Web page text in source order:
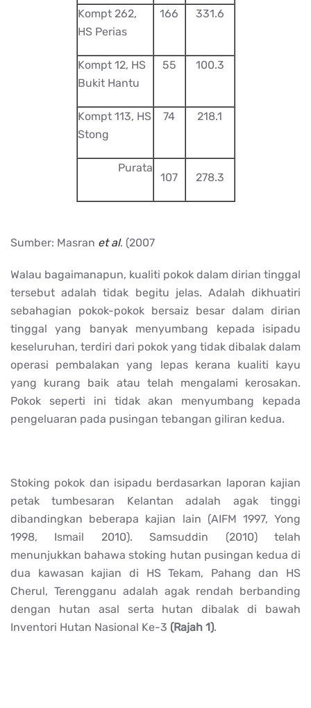
Kompt 262,
HS Perias
166 331.6
Kompt 12, HS
Bukit Hantu
55 100.3
Kompt 113, HS
Stong
74 218.1
Purata
107 278.3
Sumber: Masran et al. (2007
Walau bagaimanapun, kualiti pokok dalam dirian tinggal
tersebut adalah tidak begitu jelas. Adalah dikhuatiri
sebahagian pokok-pokok bersaiz besar dalam dirian
tinggal yang banyak menyumbang kepada isipadu
keseluruhan, terdiri dari pokok yang tidak dibalak dalam
operasi pembalakan yang lepas kerana kualiti kayu
yang kurang baik atau telah mengalami kerosakan.
Pokok seperti ini tidak akan menyumbang kepada
pengeluaran pada pusingan tebangan giliran kedua.
Stoking pokok dan isipadu berdasarkan laporan kajian
petak tumbesaran Kelantan adalah agak tinggi
dibandingkan beberapa kajian lain (AIFM 1997, Yong
1998, Ismail 2010). Samsuddin (2010) telah
menunjukkan bahawa stoking hutan pusingan kedua di
dua kawasan kajian di HS Tekam, Pahang dan HS
Cherul, Terengganu adalah agak rendah berbanding
dengan hutan asal serta hutan dibalak di bawah
Inventori Hutan Nasional Ke-3 (Rajah 1).